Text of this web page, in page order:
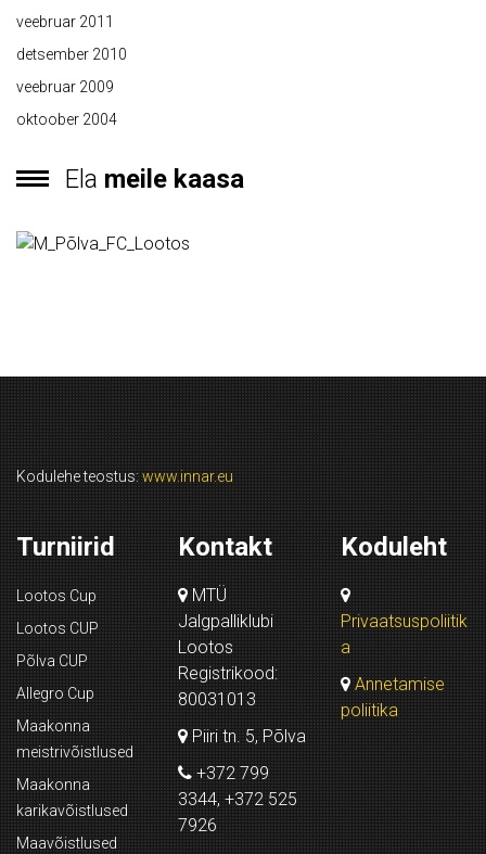
veebruar 2011
detsember 2010
veebruar 2009
oktoober 2004
Ela meile kaasa
Kodulehe teostus: www.innar.eu
Turniirid
Lootos Cup
Lootos CUP
Põlva CUP
Allegro Cup
Maakonna
meistrivõistlused
Maakonna
karikavõistlused
Maavõistlused
Kontakt
MTÜ
Jalgpalliklubi
Lootos
Registrikood:
80031013
Piiri tn. 5, Põlva
+372 799
3344, +372 525
7926
Koduleht
Privaatsuspoliitik
a
Annetamise
poliitika